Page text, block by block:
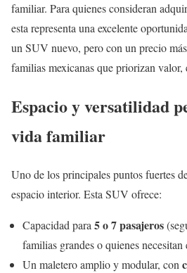
familiar. Para quienes consideran
esta representa una excelente
un SUV nuevo, pero con un precio
familias mexicanas que priorizan
Espacio y versatilidad
vida familiar
Uno de los principales puntos fuertes
espacio interior. Esta SUV ofrece:
Capacidad para 5 o 7 pasajeros
familias grandes o quienes
Un maletero amplio y modular, con